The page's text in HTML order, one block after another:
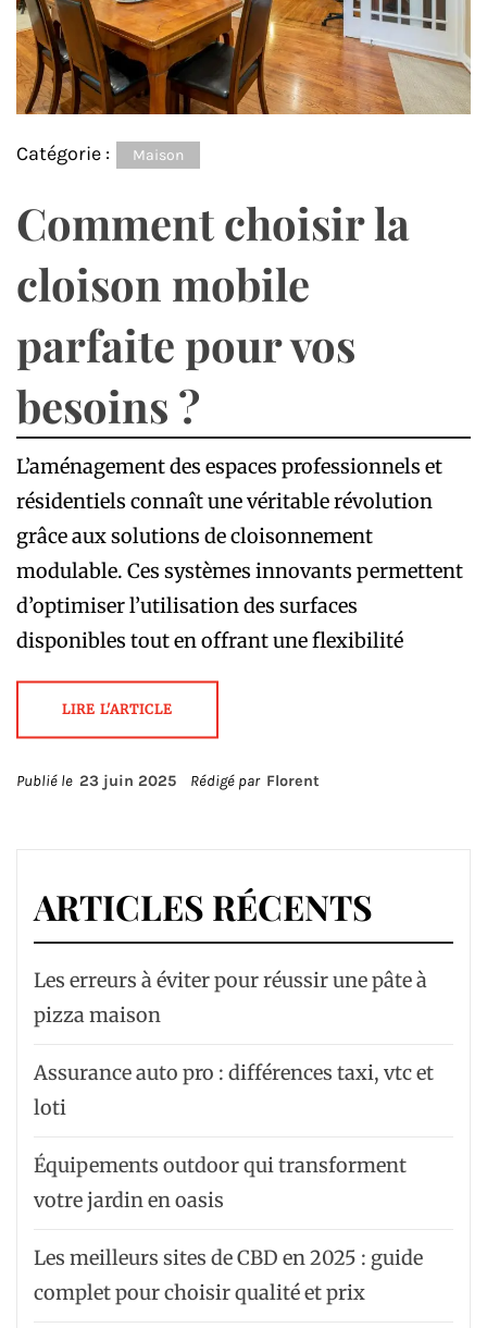
Catégorie : Maison
Comment choisir la
cloison mobile
parfaite pour vos
besoins ?
L’aménagement des espaces professionnels et
résidentiels connaît une véritable révolution
grâce aux solutions de cloisonnement
modulable. Ces systèmes innovants permettent
d’optimiser l’utilisation des surfaces
disponibles tout en offrant une flexibilité
LIRE L'ARTICLE
Publié le 23 juin 2025 Rédigé par Florent
ARTICLES RÉCENTS
Les erreurs à éviter pour réussir une pâte à
pizza maison
Assurance auto pro : différences taxi, vtc et
loti
Équipements outdoor qui transforment
votre jardin en oasis
Les meilleurs sites de CBD en 2025 : guide
complet pour choisir qualité et prix